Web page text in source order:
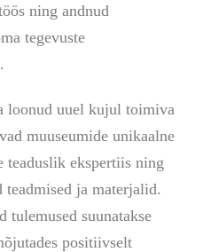
ning andnud
tegevuste
loonud uuel kujul toimiva
muuseumide unikaalne
teaduslik ekspertiis ning
ja materjalid.
tulemused suunatakse
positiivselt